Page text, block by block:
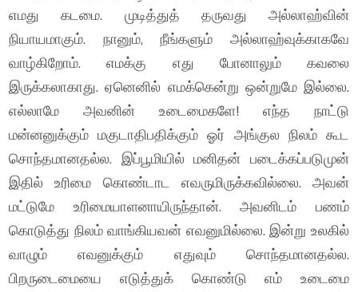
எமது கடமை. முடித்துத் தருவது அல்லாஹ்வின்
நியாயமாகும். நானும், நீங்களும் அல்லாஹ்வுக்காகவே
வாழ்கிறோம். எமக்கு எது போனாலும் கவலை
இருக்கலாகாது. ஏனெனில் எமக்கென்று ஒன்றுமே இல்லை.
எல்லாமே அவனின் உடைமைகளே! எந்த நாட்டு
மன்னனுக்கும் மகுடாதிபதிக்கும் ஓர் அங்குல நிலம் கூட
சொந்தமானதல்ல. இப்பூமியில் மனிதன் படைக்கப்படுமுன்
இதில் உரிமை கொண்டாட எவருமிருக்கவில்லை. அவன்
மட்டுமே உரிமையாளனாயிருந்தான். அவனிடம் பணம்
கொடுத்து நிலம் வாங்கியவன் எவனுமில்லை. இன்று உலகில்
வாழும் எவனுக்கும் எதுவும் சொந்தமானதல்ல.
பிறருடைமையை எடுத்துக் கொண்டு எம் உடைமை